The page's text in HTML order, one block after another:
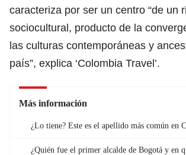
caracteriza por ser un centro “de un
sociocultural, producto de la
las culturas contemporáneas y
país”, explica ‘Colombia Travel’.
Más información
¿Lo tiene? Este es el apellido más común en
¿Quién fue el primer alcalde de Bogotá y en